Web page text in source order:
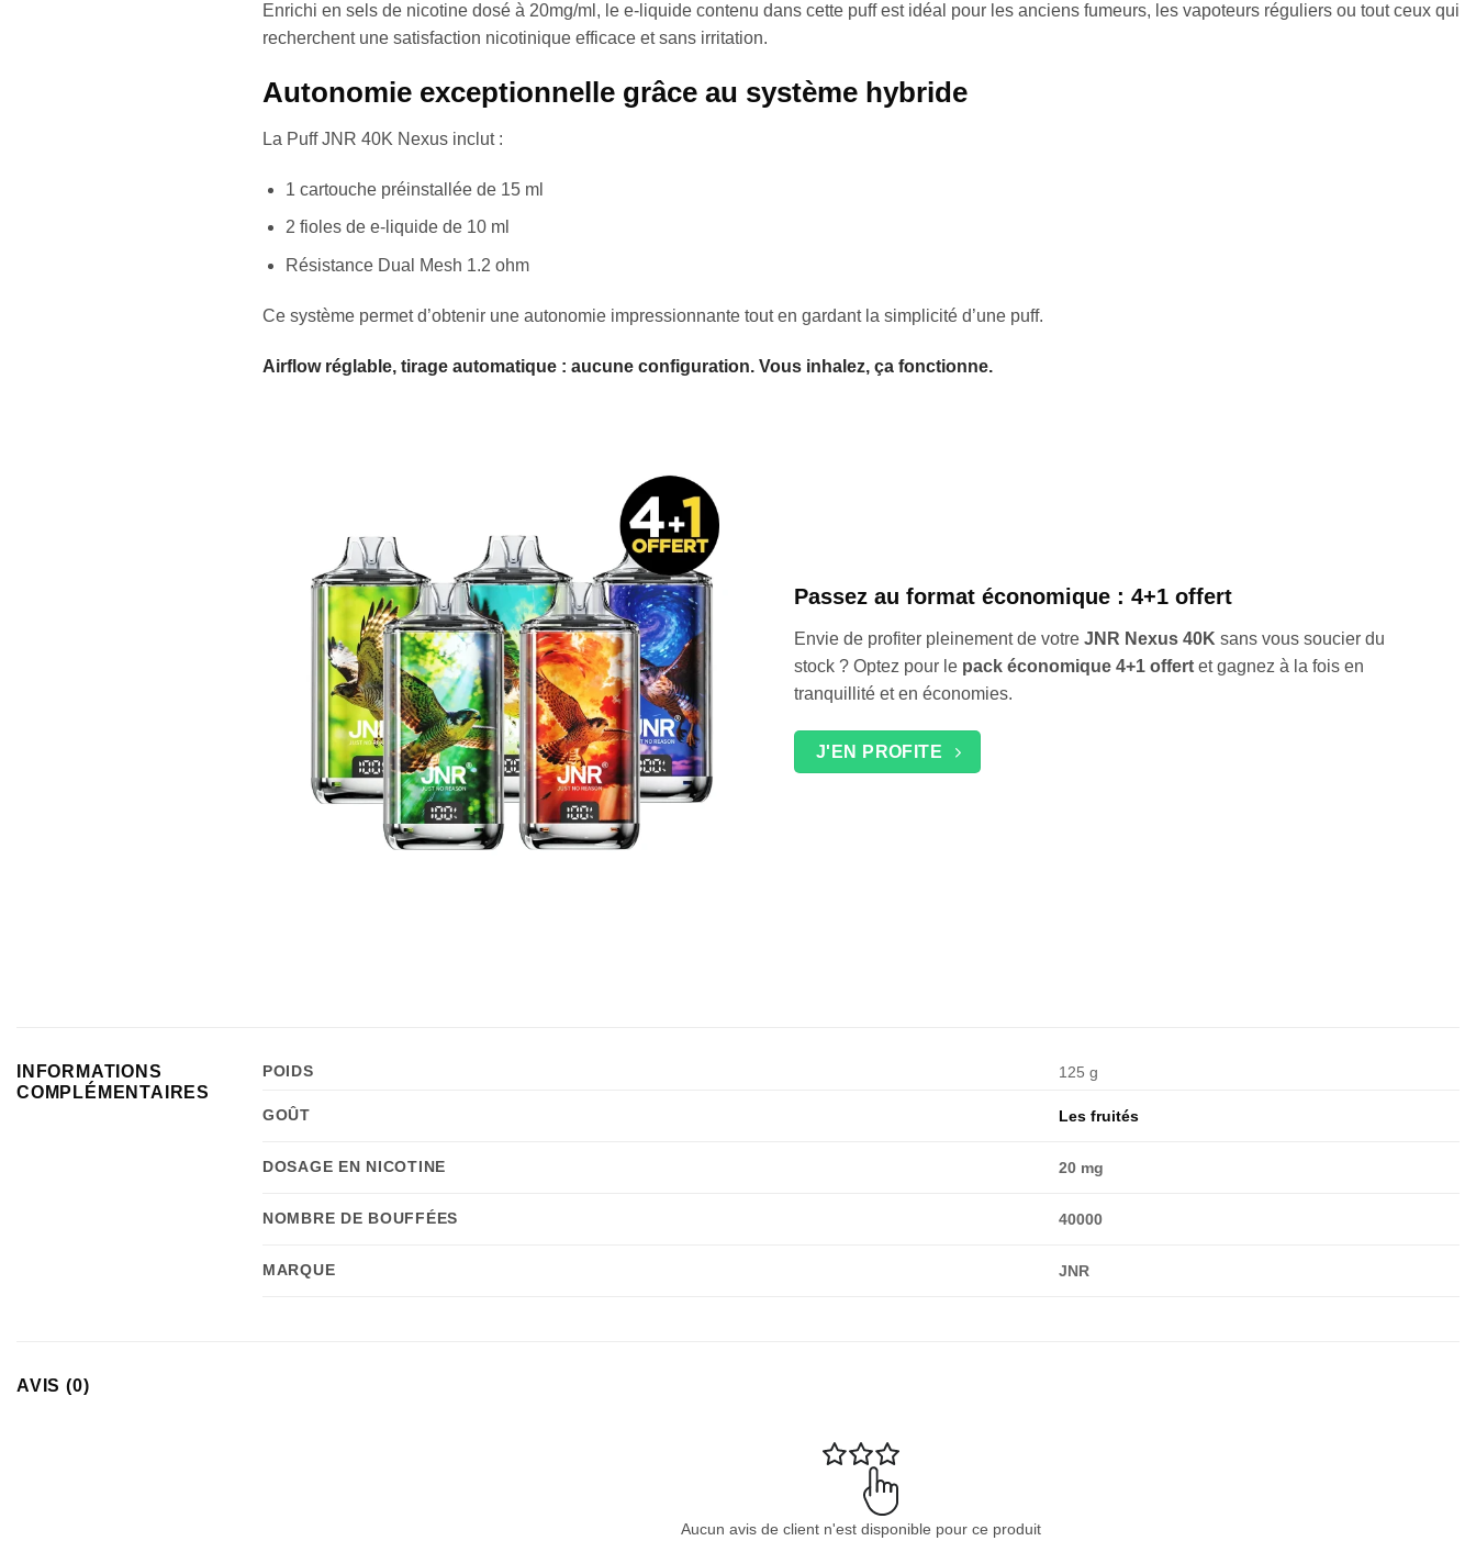
Enrichi en sels de nicotine dosé à 20mg/ml, le e-liquide contenu dans cette puff est idéal pour les anciens fumeurs, les vapoteurs réguliers ou tout ceux qui
recherchent une satisfaction nicotinique efficace et sans irritation.
Autonomie exceptionnelle grâce au système hybride
La Puff JNR 40K Nexus inclut :
1 cartouche préinstallée de 15 ml
2 fioles de e-liquide de 10 ml
Résistance Dual Mesh 1.2 ohm
Ce système permet d’obtenir une autonomie impressionnante tout en gardant la simplicité d’une puff.
Airflow réglable, tirage automatique : aucune configuration. Vous inhalez, ça fonctionne.
Passez au format économique : 4+1 offert
Envie de profiter pleinement de votreJNR Nexus 40K sans vous soucier du
stock ? Optez pour le pack économique 4+1 offert et gagnez à la fois en
tranquillité et en économies.
J'EN PROFITE
INFORMATIONS
COMPLÉMENTAIRES
POIDS 125 g
GOÛT Les fruités
DOSAGE EN NICOTINE 20 mg
NOMBRE DE BOUFFÉES 40000
MARQUE JNR
AVIS (0)
Aucun avis de client n'est disponible pour ce produit